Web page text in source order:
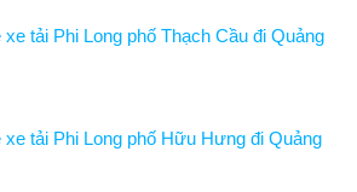
xe tải Phi Long phố Thạch Cầu đi Quảng
xe tải Phi Long phố Hữu Hưng đi Quảng